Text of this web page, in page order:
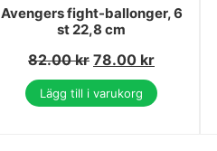
Avengers fight-ballonger, 6
st 22,8 cm
82.00kr 78.00 kr
Lägg till i varukorg